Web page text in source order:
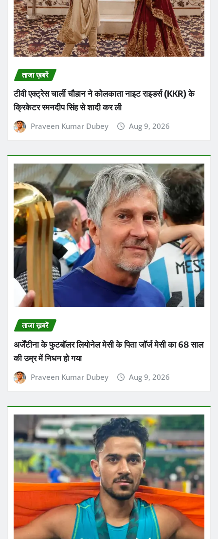
ताजा ख़बरें
टीवी एक्ट्रेस चार्ली चौहान ने कोलकाता नाइट राइडर्स (KKR) के
क्रिकेटर रमनदीप सिंह से शादी कर ली
Praveen Kumar Dubey Aug 9, 2026
ताजा ख़बरें
अर्जेंटीना के फुटबॉलर लियोनेल मेसी के पिता जॉर्ज मेसी का 68 साल
की उम्र में निधन हो गया
Praveen Kumar Dubey Aug 9, 2026